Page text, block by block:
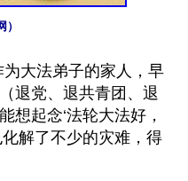
）
大法弟子的家人，早
退党、退共青团、退
想起念‘法轮大法好，
解了不少的灾难，得